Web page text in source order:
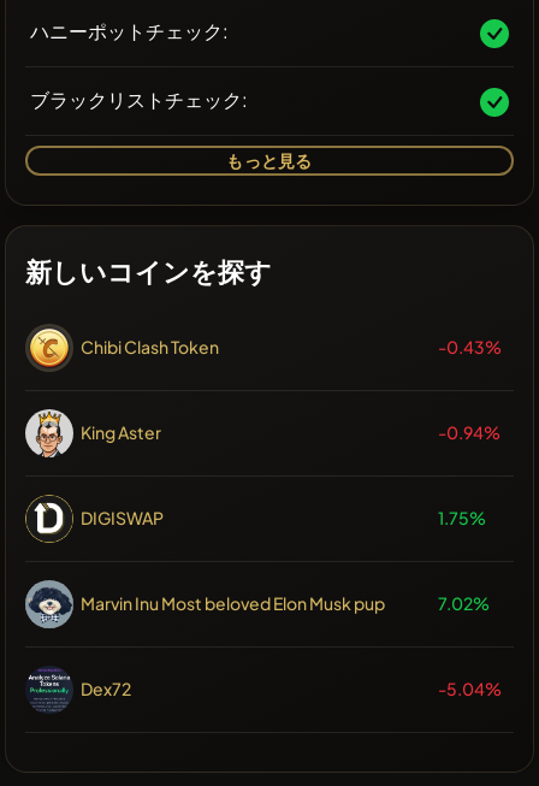
ハニーポットチェック:
ブラックリストチェック:
もっと見る
新しいコインを探す
Chibi Clash Token -0.43%
King Aster -0.94%
DIGISWAP 1.75%
Marvin Inu Most beloved Elon Musk pup 7.02%
Dex72 -5.04%